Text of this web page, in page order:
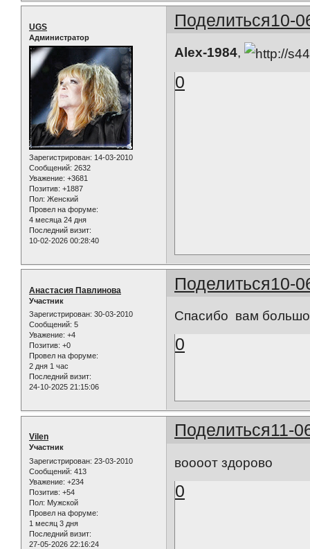
Поделиться10-
UGS
Администратор
Зарегистрирован: 14-03-2010
Сообщений: 2632
Уважение: +3681
Позитив: +1887
Пол: Женский
Провел на форуме:
4 месяца 24 дня
Последний визит:
10-02-2026 00:28:40
Alex-1984,
0
Поделиться10-
Анастасия Павлинова
Участник
Зарегистрирован: 30-03-2010
Сообщений: 5
Уважение: +4
Позитив: +0
Провел на форуме:
2 дня 1 час
Последний визит:
24-10-2025 21:15:06
Спасибо вам
0
Поделиться11-
Vilen
Участник
Зарегистрирован: 23-03-2010
Сообщений: 413
Уважение: +234
Позитив: +54
Пол: Мужской
Провел на форуме:
1 месяц 3 дня
Последний визит:
27-05-2026 22:16:24
воооот здорово
0